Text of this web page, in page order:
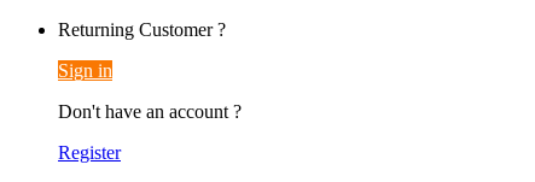
Returning Customer ?
Sign in
Don't have an account ?
Register